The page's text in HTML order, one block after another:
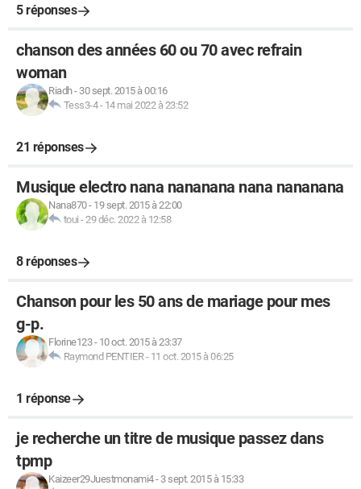
5 réponses
chanson des années 60 ou 70 avec refrain
woman
Riadh- 30 sept. 2015 à 00:16
Tess3-4- 14 mai 2022 à 23:52
21 réponses
Musique electro nana nananana nana nananana
Nana870- 19 sept. 2015 à 22:00
toui -29 déc. 2022 à 12:58
8 réponses
Chanson pour les 50 ans de mariage pour mes
g-p.
Florine123- 10 oct. 2015 à 23:37
Raymond PENTIER- 11 oct. 2015 à 06:25
1 réponse
je recherche un titre de musique passez dans
tpmp
Kaizeer29Juestmonami4- 3 sept. 2015 à 15:33